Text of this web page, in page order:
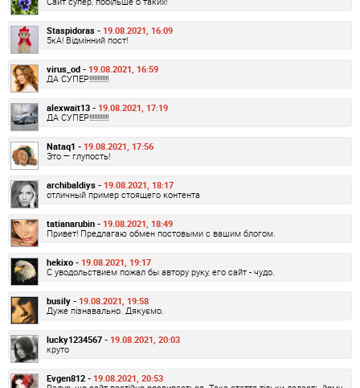
Staspidoras - 19.08.2021, 16:09
5кА! Відмінний пост!
virus_od - 19.08.2021, 16:59
ДА СУПЕР!!!!!!!!!!!!
alexwait13 - 19.08.2021, 17:19
ДА СУПЕР!!!!!!!!!!!!
Nataq1 - 19.08.2021, 17:56
Это — глупость!
archibaldiys - 19.08.2021, 18:17
отличный пример стоящего контента
tatianarubin - 19.08.2021, 18:49
Привет! Предлагаю обмен постовыми с вашим блогом.
hekixo - 19.08.2021, 19:17
С уводольствием пожал бы автору руку, его сайт - чудо.
busily - 19.08.2021, 19:58
Дуже пізнавально. Дякуємо.
lucky1234567 - 19.08.2021, 20:03
круто
Evgen812 - 19.08.2021, 20:53